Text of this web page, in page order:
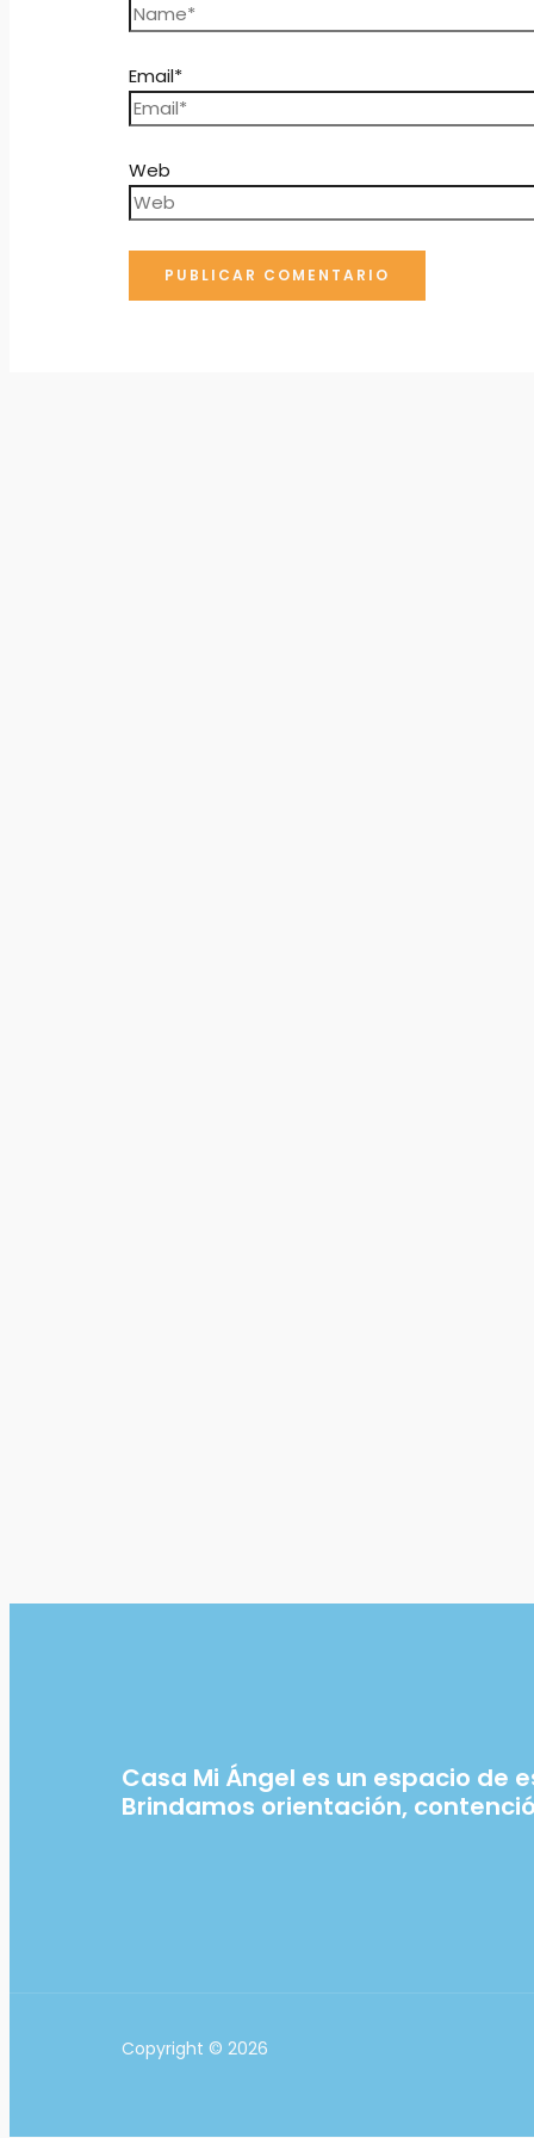
Email*
Web
Casa Mi Ángel es un espacio
Brindamos orientación,
Copyright © 2026